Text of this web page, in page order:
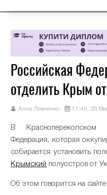
Российская
отделить Крым
Анна Левченко 17:49, 26
В Красноперекопском
Федерация, которая
собирается установить
Крымский полуостров от
Об этом говорится на